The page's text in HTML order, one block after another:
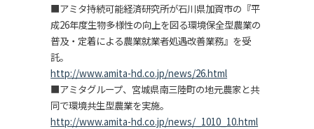
■アミタ持続可能経済研究所が石川県加賀市の『平
成26年度生物多様性の向上を図る環境保全型農業の
普及・定着による農業就業者処遇改善業務』を受
託。
http://www.amita-hd.co.jp/news/26.html
■アミタグループ、宮城県南三陸町の地元農家と共
同で環境共生型農業を実施。
http://www.amita-hd.co.jp/news/_1010_10.html